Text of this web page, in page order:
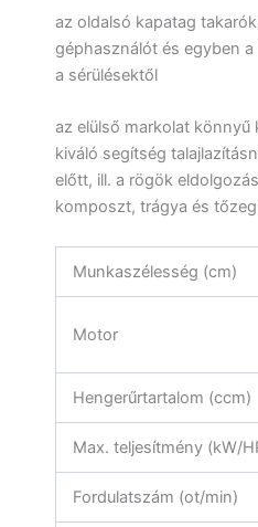
az oldalsó kapatag
géphasználót és egyben
a sérülésektől
az elülső markolat
kiváló segítség
előtt, ill. a rögök
komposzt, trágya és
Munkaszélesség (cm)
Motor
Hengerűrtartalom (ccm)
Max. teljesítmény (kW/
Fordulatszám (ot/min)